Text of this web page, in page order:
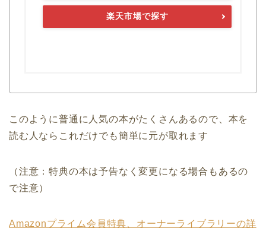
楽天市場で探す
このように普通に人気の本がたくさんあるので、本を
読む人ならこれだけでも簡単に元が取れます
（注意：特典の本は予告なく変更になる場合もあるの
で注意）
Amazonプライム会員特典、オーナーライブラリーの詳